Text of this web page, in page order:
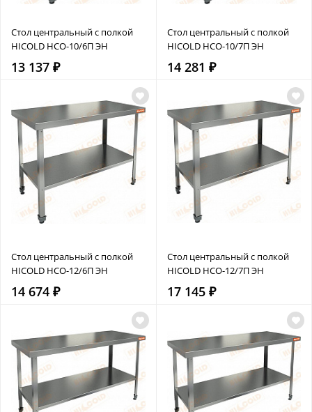
Стол центральный с полкой
HICOLD НСО-10/6П ЭН
13 137 ₽
Стол центральный с полкой
HICOLD НСО-10/7П ЭН
14 281 ₽
Стол центральный с полкой
HICOLD НСО-12/6П ЭН
14 674 ₽
Стол центральный с полкой
HICOLD НСО-12/7П ЭН
17 145 ₽